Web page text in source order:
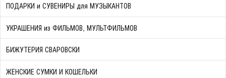
ПОДАРКИ и СУВЕНИРЫ для МУЗЫКАНТОВ
УКРАШЕНИЯ из ФИЛЬМОВ, МУЛЬТФИЛЬМОВ
БИЖУТЕРИЯ СВАРОВСКИ
ЖЕНСКИЕ СУМКИ И КОШЕЛЬКИ